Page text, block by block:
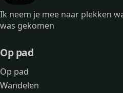
Ik neem je mee naar plekken
was gekomen
Op pad
Op pad
Wandelen